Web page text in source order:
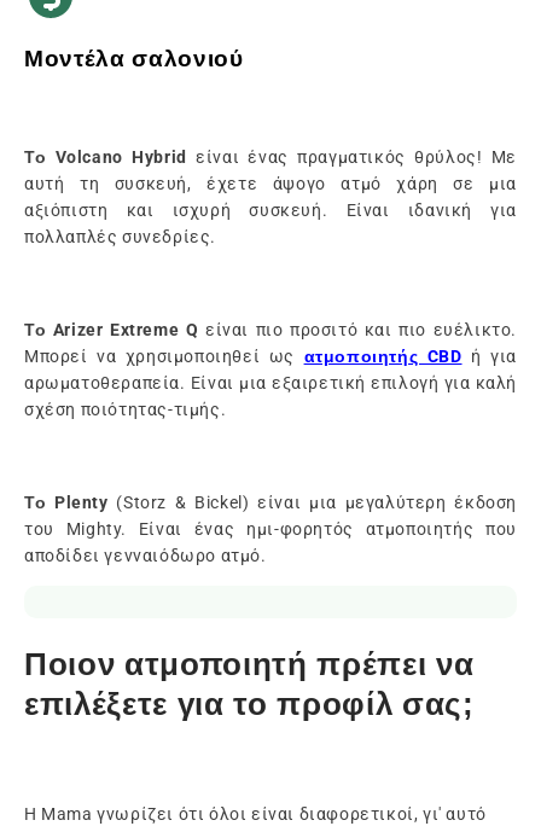
Μοντέλα σαλονιού
Το Volcano Hybrid
είναι ένας πραγματικός θρύλος! Με
αυτή τη συσκευή, έχετε άψογο ατμό χάρη σε μια
αξιόπιστη και ισχυρή συσκευή. Είναι ιδανική για
πολλαπλές συνεδρίες.
Το Arizer Extreme Q είναι πιο προσιτό και πιο ευέλικτο.
Μπορεί να χρησιμοποιηθεί ως ατμοποιητής CBD ή για
αρωματοθεραπεία. Είναι μια εξαιρετική επιλογή για καλή
σχέση ποιότητας-τιμής.
Το Plenty (Storz & Bickel) είναι μια μεγαλύτερη έκδοση
του Mighty. Είναι ένας ημι-φορητός ατμοποιητής που
αποδίδει γενναιόδωρο ατμό.
Ποιον ατμοποιητή πρέπει να
επιλέξετε για το προφίλ σας;
Η Mama γνωρίζει ότι όλοι είναι διαφορετικοί, γι' αυτό